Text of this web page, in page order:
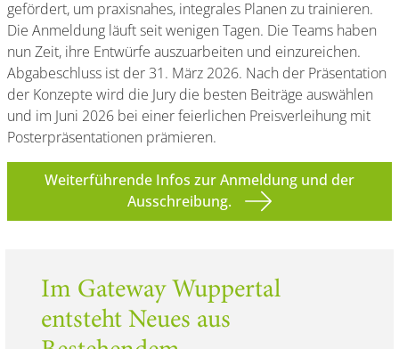
gefördert, um praxisnahes, integrales Planen zu trainieren.
Die Anmeldung läuft seit wenigen Tagen. Die Teams haben
nun Zeit, ihre Entwürfe auszuarbeiten und einzureichen.
Abgabeschluss ist der 31. März 2026. Nach der Präsentation
der Konzepte wird die Jury die besten Beiträge auswählen
und im Juni 2026 bei einer feierlichen Preisverleihung mit
Posterpräsentationen prämieren.
Weiterführende Infos zur Anmeldung und der
Ausschreibung.
Im Gateway Wuppertal
entsteht Neues aus